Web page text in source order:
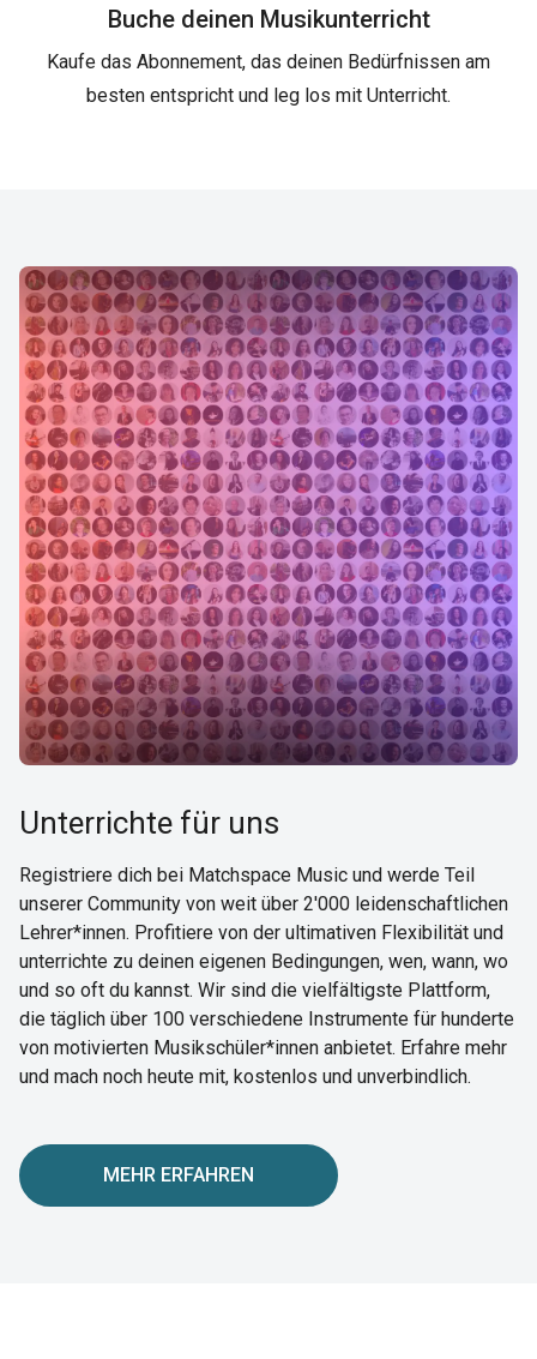
Buche deinen Musikunterricht
Kaufe das Abonnement, das deinen Bedürfnissen am
besten entspricht und leg los mit Unterricht.
Unterrichte für uns
Registriere dich bei Matchspace Music und werde Teil
unserer Community von weit über 2'000 leidenschaftlichen
Lehrer*innen. Profitiere von der ultimativen Flexibilität und
unterrichte zu deinen eigenen Bedingungen, wen, wann, wo
und so oft du kannst. Wir sind die vielfältigste Plattform,
die täglich über 100 verschiedene Instrumente für hunderte
von motivierten Musikschüler*innen anbietet. Erfahre mehr
und mach noch heute mit, kostenlos und unverbindlich.
MEHR ERFAHREN